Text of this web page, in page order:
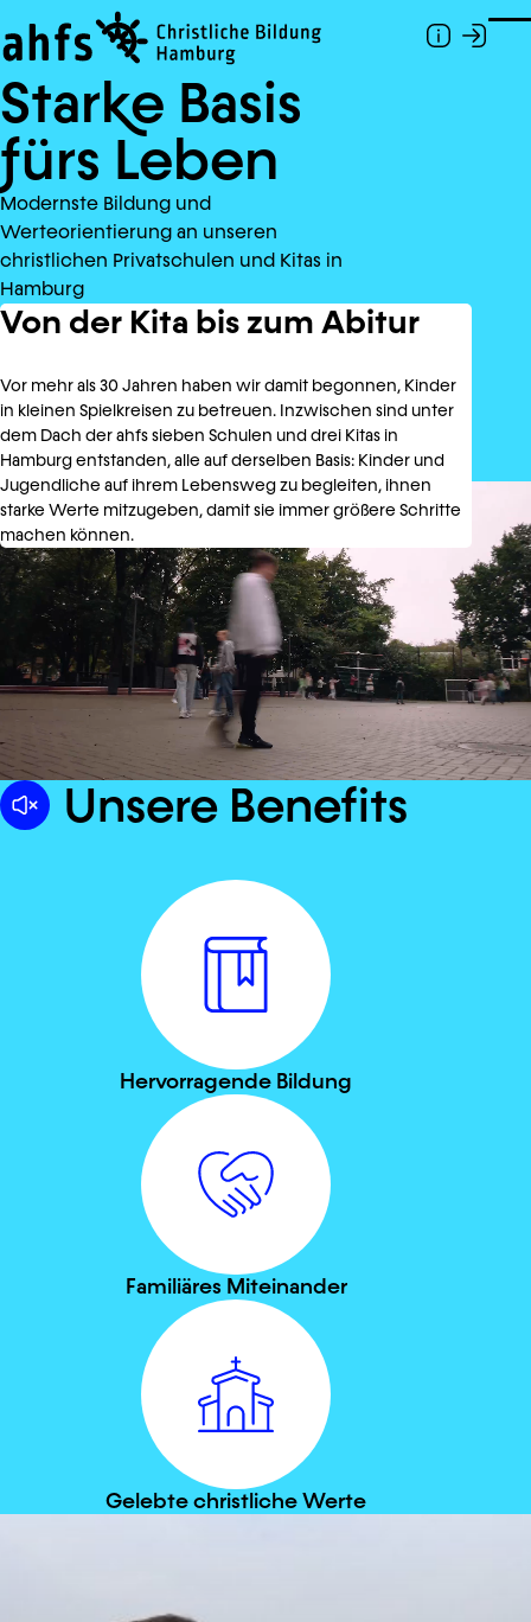
Zum Hauptinhalt springen
Starke Basis
fürs Leben
Modernste Bildung und
Werteorientierung an unseren
christlichen Privatschulen und Kitas in
Hamburg
Von der Kita bis zum Abitur
Vor mehr als 30 Jahren haben wir damit begonnen, Kinder
in kleinen Spielkreisen zu betreuen. Inzwischen sind unter
dem Dach der ahfs sieben Schulen und drei Kitas in
Hamburg entstanden, alle auf derselben Basis: Kinder und
Jugendliche auf ihrem Lebensweg zu begleiten, ihnen
starke Werte mitzugeben, damit sie immer größere Schritte
machen können.
Unsere Benefits
Hervorragende Bildung
Familiäres Miteinander
Gelebte christliche Werte